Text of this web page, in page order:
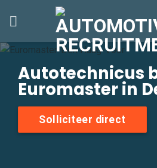
Autotechnicus
Euromaster in
Solliciteer direct